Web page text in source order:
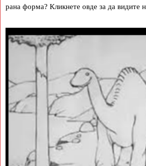
рана форма? Кликнете овде за да видите